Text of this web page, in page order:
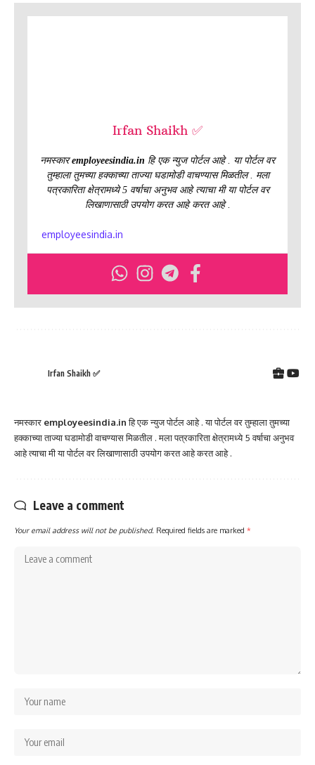
Irfan Shaikh ✅
नमस्कारemployeesindia.in हि एक न्युज पोर्टल आहे . या पोर्टल वर
तुम्हाला तुमच्या हक्काच्या ताज्या घडामोडी वाचण्यास मिळतील . मला
पत्रकारिता क्षेत्रामध्ये 5 वर्षाचा अनुभव आहे त्याचा मी या पोर्टल वर
लिखाणासाठी उपयोग करत आहे करत आहे .
employeesindia.in
Irfan Shaikh ✅
नमस्कार employeesindia.inहि एक न्युज पोर्टल आहे . या पोर्टल वर तुम्हाला तुमच्या
हक्काच्या ताज्या घडामोडी वाचण्यास मिळतील . मला पत्रकारिता क्षेत्रामध्ये 5 वर्षाचा अनुभव
आहे त्याचा मी या पोर्टल वर लिखाणासाठी उपयोग करत आहे करत आहे .
Leave a comment
Your email address will not be published. Required fields are marked *